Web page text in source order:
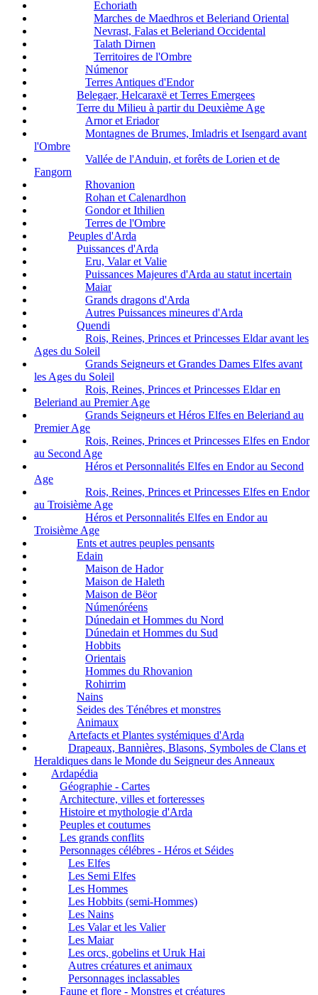
Echoriath
Marches de Maedhros et Beleriand Oriental
Nevrast, Falas et Beleriand Occidental
Talath Dirnen
Territoires de l'Ombre
Númenor
Terres Antiques d'Endor
Belegaer, Helcaraxë et Terres Emergees
Terre du Milieu à partir du Deuxième Age
Arnor et Eriador
Montagnes de Brumes, Imladris et Isengard avant
l'Ombre
Vallée de l'Anduin, et forêts de Lorien et de
Fangorn
Rhovanion
Rohan et Calenardhon
Gondor et Ithilien
Terres de l'Ombre
Peuples d'Arda
Puissances d'Arda
Eru, Valar et Valie
Puissances Majeures d'Arda au statut incertain
Maiar
Grands dragons d'Arda
Autres Puissances mineures d'Arda
Quendi
Rois, Reines, Princes et Princesses Eldar avant les
Ages du Soleil
Grands Seigneurs et Grandes Dames Elfes avant
les Ages du Soleil
Rois, Reines, Princes et Princesses Eldar en
Beleriand au Premier Age
Grands Seigneurs et Héros Elfes en Beleriand au
Premier Age
Rois, Reines, Princes et Princesses Elfes en Endor
au Second Age
Héros et Personnalités Elfes en Endor au Second
Age
Rois, Reines, Princes et Princesses Elfes en Endor
au Troisième Age
Héros et Personnalités Elfes en Endor au
Troisième Age
Ents et autres peuples pensants
Edain
Maison de Hador
Maison de Haleth
Maison de Bëor
Númenóréens
Dúnedain et Hommes du Nord
Dúnedain et Hommes du Sud
Hobbits
Orientais
Hommes du Rhovanion
Rohirrim
Nains
Seides des Ténébres et monstres
Animaux
Artefacts et Plantes systémiques d'Arda
Drapeaux, Bannières, Blasons, Symboles de Clans et
Heraldiques dans le Monde du Seigneur des Anneaux
Ardapédia
Géographie - Cartes
Architecture, villes et forteresses
Histoire et mythologie d'Arda
Peuples et coutumes
Les grands conflits
Personnages célébres - Héros et Séides
Les Elfes
Les Semi Elfes
Les Hommes
Les Hobbits (semi-Hommes)
Les Nains
Les Valar et les Valier
Les Maiar
Les orcs, gobelins et Uruk Hai
Autres créatures et animaux
Personnages inclassables
Faune et flore - Monstres et créatures